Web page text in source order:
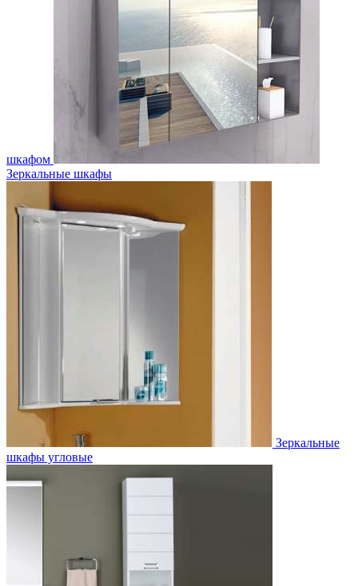
шкафом
Зеркальные шкафы
Зеркальные
шкафы угловые